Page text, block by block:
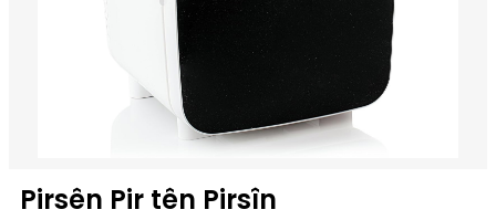
Pirsên Pir tên Pirsîn